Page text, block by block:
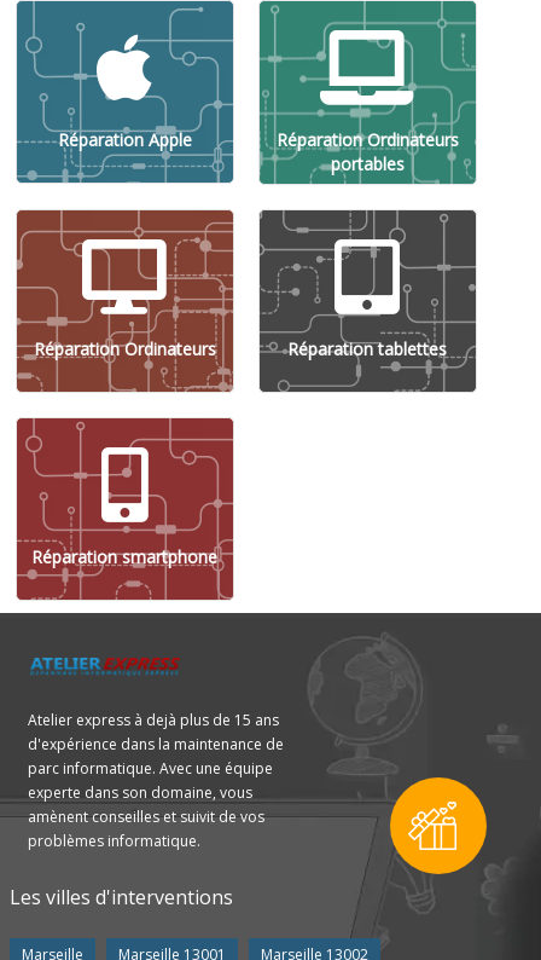
Réparation Apple
Réparation Ordinateurs
portables
Réparation Ordinateurs Réparation tablettes
Réparation smartphone
Atelier express à dejà plus de 15 ans
d'expérience dans la maintenance de
parc informatique. Avec une équipe
experte dans son domaine, vous
amènent conseilles et suivit de vos
problèmes informatique.
Les villes d'interventions
Marseille Marseille 13001 Marseille 13002